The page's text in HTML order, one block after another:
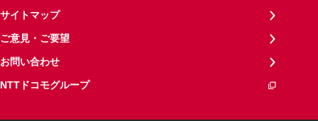
サイトマップ
ご意見・ご要望
お問い合わせ
NTTドコモグループ